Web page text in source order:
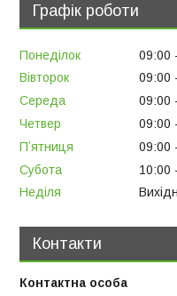
Графік роботи
Понеділок 09:00
Вівторок
09:00
Середа
09:00
Четвер
09:00
Пʼятниця
09:00
Субота
10:00
Неділя
Контакти